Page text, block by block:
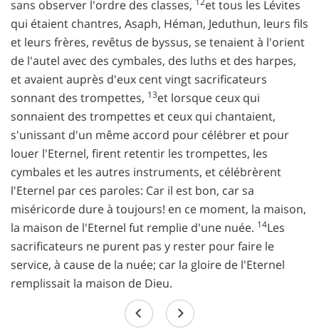
sans observer l'ordre des classes,
et tous les Lévites
qui étaient chantres, Asaph, Héman, Jeduthun, leurs fils
et leurs frères, revêtus de byssus, se tenaient à l'orient
de l'autel avec des cymbales, des luths et des harpes,
et avaient auprès d'eux cent vingt sacrificateurs
sonnant des trompettes, 13et lorsque ceux qui
sonnaient des trompettes et ceux qui chantaient,
s'unissant d'un même accord pour célébrer et pour
louer l'Eternel, firent retentir les trompettes, les
cymbales et les autres instruments, et célébrèrent
l'Eternel par ces paroles: Car il est bon, car sa
miséricorde dure à toujours! en ce moment, la maison,
la maison de l'Eternel fut remplie d'une nuée. 14Les
sacrificateurs ne purent pas y rester pour faire le
service, à cause de la nuée; car la gloire de l'Eternel
remplissait la maison de Dieu.